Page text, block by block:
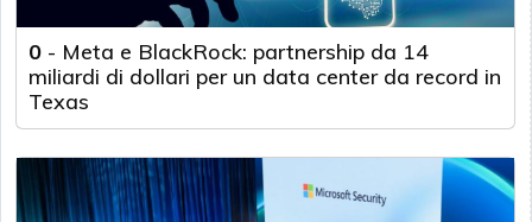
0 - Meta e BlackRock: partnership da 14
miliardi di dollari per un data center da record in
Texas